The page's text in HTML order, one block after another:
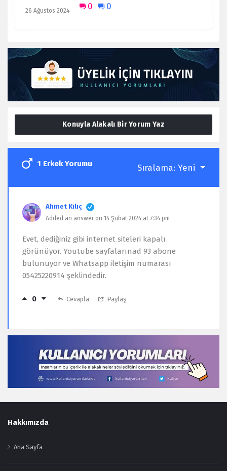
26 Ağustos 2024 0 0
Konuyla Alakalı Bir Yorum Yaz
1 Erkek Yorumu Sıralama: Yeni
Ahmet Kılıç
Added an answer on 14 Şubat 2024 at 7:34 pm
Evet, dediğiniz gibi internet siteleri kapalı
görünüyor. Youtube sayfalarınad 93 abone
bulunuyor ve Whatsapp iletişim numarası
05425220914 şeklindedir.
0 Cevapla Paylaş
Footer
Hakkımızda
Ana Sayfa